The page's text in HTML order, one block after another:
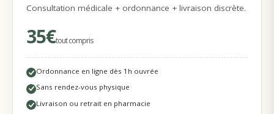
Consultation médicale + ordonnance + livraison discrète.
35€tout compris
Ordonnance en ligne dès 1h ouvrée
Sans rendez-vous physique
Livraison ou retrait en pharmacie